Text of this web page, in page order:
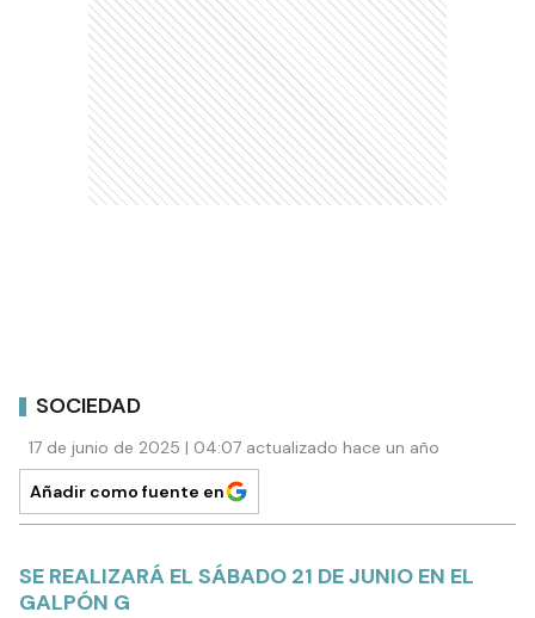
SOCIEDAD
17 de junio de 2025 | 04:07 actualizado hace un año
Añadir como fuente en
SE REALIZARÁ EL SÁBADO 21 DE JUNIO EN EL
GALPÓN G